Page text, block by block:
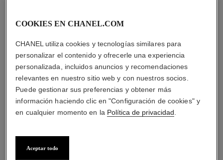
CONSEJOS DE MANTENIMIENTO
material
COOKIES EN CHANEL.COM
CHANEL utiliza cookies y tecnologías similares para
personalizar el contenido y ofrecerle una experiencia
personalizada, incluidos anuncios y recomendaciones
relevantes en nuestro sitio web y con nuestros socios.
Puede gestionar sus preferencias y obtener más
información haciendo clic en "Configuración de cookies" y
en cualquier momento en la Política de privacidad
Aceptar todo